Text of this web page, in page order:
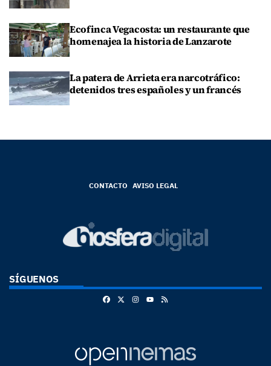
Ecofinca Vegacosta: un restaurante que
homenajea la historia de Lanzarote
La patera de Arrieta era narcotráfico:
detenidos tres españoles y un francés
CONTACTO AVISO LEGAL
SÍGUENOS
FacebookInstagram